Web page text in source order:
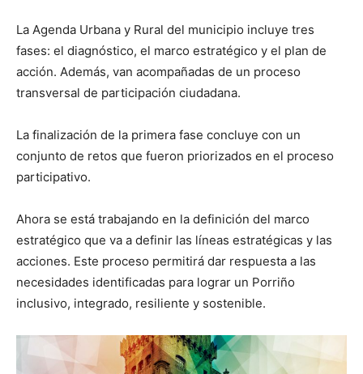
La Agenda Urbana y Rural del municipio incluye tres
fases: el diagnóstico, el marco estratégico y el plan de
acción. Además, van acompañadas de un proceso
transversal de participación ciudadana.
La finalización de la primera fase concluye con un
conjunto de retos que fueron priorizados en el proceso
participativo.
Ahora se está trabajando en la definición del marco
estratégico que va a definir las líneas estratégicas y las
acciones. Este proceso permitirá dar respuesta a las
necesidades identificadas para lograr un Porriño
inclusivo, integrado, resiliente y sostenible.